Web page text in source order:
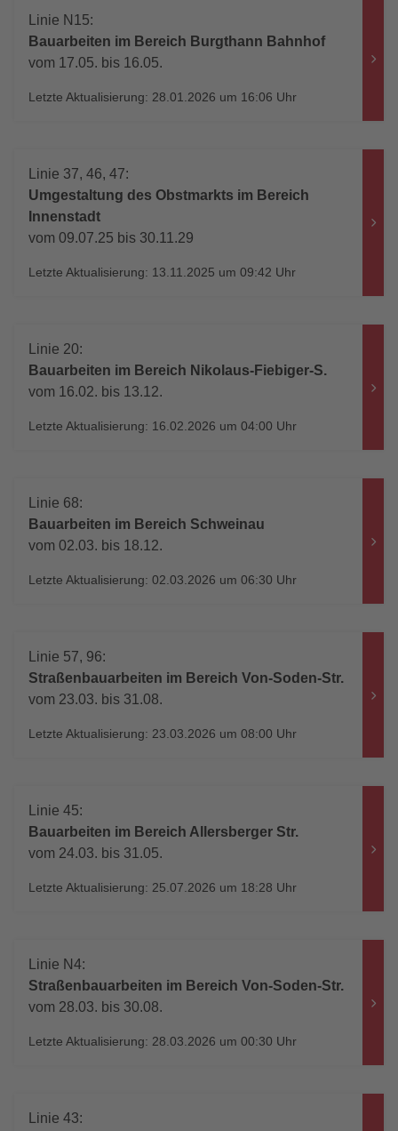
Linie N15:
Bauarbeiten im Bereich Burgthann Bahnhof
vom 17.05. bis 16.05.
Letzte Aktualisierung: 28.01.2026 um 16:06 Uhr
Linie 37, 46, 47:
Umgestaltung des Obstmarkts im Bereich
Innenstadt
vom 09.07.25 bis 30.11.29
Letzte Aktualisierung: 13.11.2025 um 09:42 Uhr
Linie 20:
Bauarbeiten im Bereich Nikolaus-Fiebiger-S.
vom 16.02. bis 13.12.
Letzte Aktualisierung: 16.02.2026 um 04:00 Uhr
Linie 68:
Bauarbeiten im Bereich Schweinau
vom 02.03. bis 18.12.
Letzte Aktualisierung: 02.03.2026 um 06:30 Uhr
Linie 57, 96:
Straßenbauarbeiten im Bereich Von-Soden-Str.
vom 23.03. bis 31.08.
Letzte Aktualisierung: 23.03.2026 um 08:00 Uhr
Linie 45:
Bauarbeiten im Bereich Allersberger Str.
vom 24.03. bis 31.05.
Letzte Aktualisierung: 25.07.2026 um 18:28 Uhr
Linie N4:
Straßenbauarbeiten im Bereich Von-Soden-Str.
vom 28.03. bis 30.08.
Letzte Aktualisierung: 28.03.2026 um 00:30 Uhr
Linie 43: